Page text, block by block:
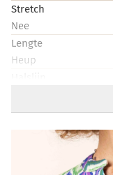
Stretch
Nee
Lengte
Heup
Mouwlengte